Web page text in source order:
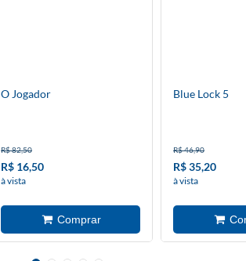
O Jogador
R$ 82,50
R$ 16,50
à vista
Blue Lock 5
R$ 46,90
R$ 35,20
à vista